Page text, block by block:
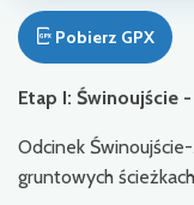
Pobierz GPX
Etap I: Świnoujście
Odcinek
gruntowych